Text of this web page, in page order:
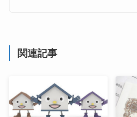
関連記事